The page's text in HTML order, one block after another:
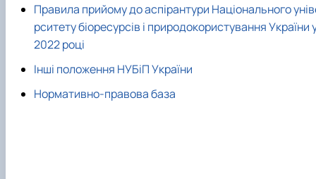
Правила прийому до аспірантури Національного
рситету біоресурсів і природокористування України
2022 році
Інші положення НУБіП України
Нормативно-правова база